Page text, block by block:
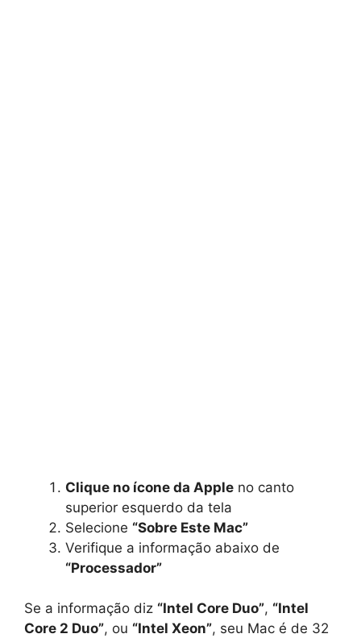
Clique no ícone da Apple no canto
superior esquerdo da tela
Selecione “Sobre Este Mac”
Verifique a informação abaixo de
“Processador”
Se a informação diz “Intel Core Duo”, “Intel
Core 2 Duo”, ou “Intel Xeon”, seu Mac é de 32